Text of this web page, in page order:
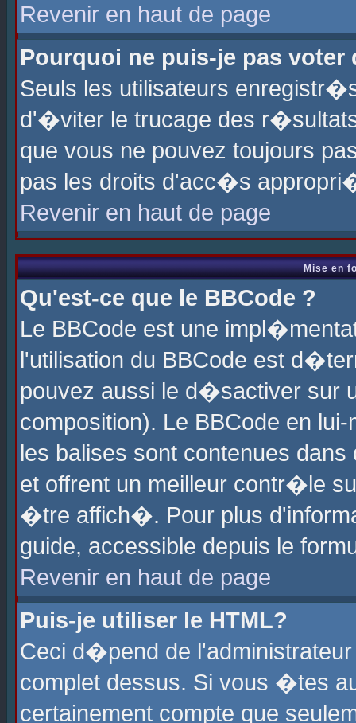
Revenir en haut de page
Pourquoi ne puis-je pas voter
Seuls les utilisateurs
d'�viter le trucage des
que vous ne pouvez toujours
pas les droits d'acc�s
Revenir en haut de page
Mise en
Qu'est-ce que le BBCode ?
Le BBCode est une
l'utilisation du BBCode est
pouvez aussi le d�sactiver sur
composition). Le BBCode en
les balises sont contenues
et offrent un meilleur contr�le
�tre affich�. Pour plus
guide, accessible depuis le
Revenir en haut de page
Puis-je utiliser le HTML?
Ceci d�pend de
complet dessus. Si vous �tes
certainement compte que